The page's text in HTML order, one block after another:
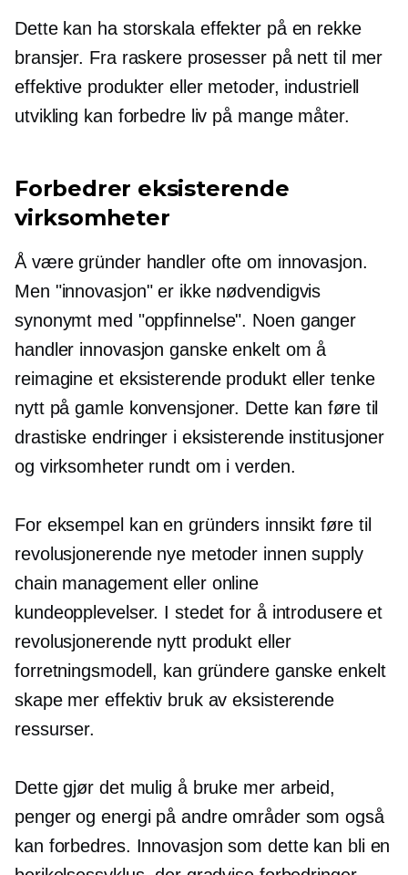
Dette kan ha storskalaeffekter på en rekke
bransjer. Fra raskere prosesser på nett til mer
effektive produkter eller metoder, industriell
utvikling kan forbedre liv på mange måter.
Forbedrer eksisterende
virksomheter
Å være gründer handler ofte om innovasjon.
Men "innovasjon" er ikke nødvendigvis
synonymt med "oppfinnelse". Noen ganger
handler innovasjon ganske enkelt om å
reimagine et eksisterende produkt eller tenke
nytt på gamle konvensjoner. Dette kan føre til
drastiske endringer i eksisterende institusjoner
og virksomheter rundt om i verden.
For eksempel kan en gründers innsikt føre til
revolusjonerende nye metoder innen supply
chain management eller online
kundeopplevelser. I stedet for å introdusere et
revolusjonerende nytt produkt eller
forretningsmodell, kan gründere ganske enkelt
skape mer effektiv bruk av eksisterende
ressurser.
Dette gjør det mulig å bruke mer arbeid,
penger og energi på andre områder som også
kan forbedres. Innovasjon som dette kan bli en